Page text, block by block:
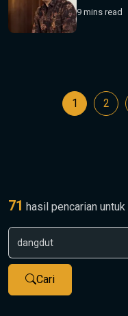
9 mins read
1 2
71 hasil pencarian untuk
Cari